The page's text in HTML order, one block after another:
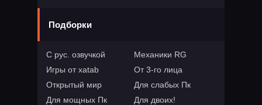
Подборки
С рус. озвучкой
Механики RG
Игры от xatab
От 3-го лица
Открытый мир
Для слабых Пк
Для мощных Пк
Для двоих!